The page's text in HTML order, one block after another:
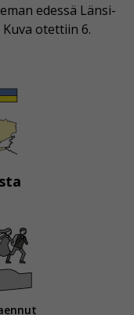
edessä Länsi-
otettiin 6.